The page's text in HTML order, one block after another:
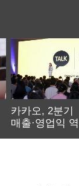
카카오, 2분기
매출·영업익